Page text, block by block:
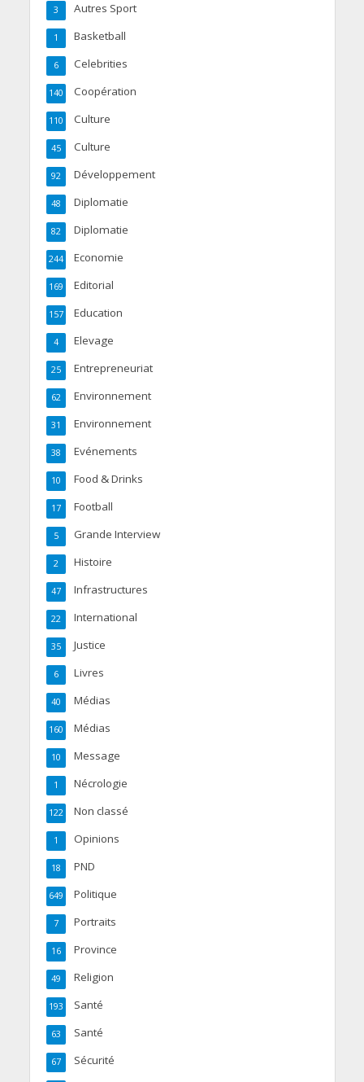
Autres Sport
3
Basketball
1
Celebrities
6
Coopération
140
Culture
110
Culture
45
Développement
92
Diplomatie
48
Diplomatie
82
Economie
244
Editorial
169
Education
157
Elevage
4
Entrepreneuriat
25
Environnement
62
Environnement
31
Evénements
38
Food & Drinks
10
Football
17
Grande Interview
5
Histoire
2
Infrastructures
47
International
22
Justice
35
Livres
6
Médias
40
Médias
160
Message
10
Nécrologie
1
Non classé
122
Opinions
1
PND
18
Politique
649
Portraits
7
Province
16
Religion
49
Santé
193
Santé
63
Sécurité
67